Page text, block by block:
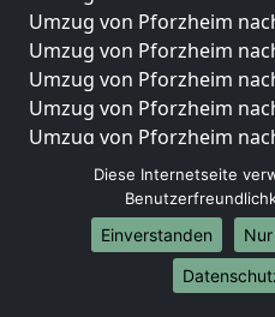
Umzug von Pforzheim
Umzug von Pforzheim
Umzug von Pforzheim
Umzug von Pforzheim
Umzug von Pforzheim
Umzug von Pforzheim
Umzug von Pforzheim
Umzug von Pforzheim
Umzug von Pforzheim
Umzug von Pforzheim
Diese Internetseite
Einverstanden